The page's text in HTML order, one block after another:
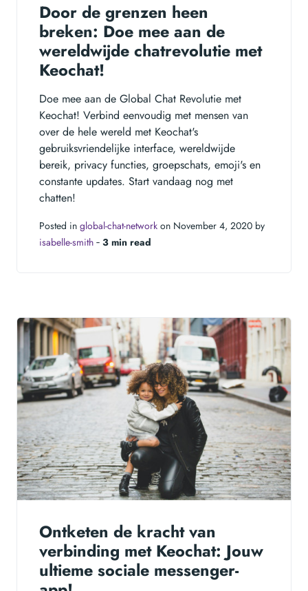
Door de grenzen heen
breken: Doe mee aan de
wereldwijde chatrevolutie met
Keochat!
Doe mee aan de Global Chat Revolutie met
Keochat! Verbind eenvoudig met mensen van
over de hele wereld met Keochat's
gebruiksvriendelijke interface, wereldwijde
bereik, privacy functies, groepschats, emoji's en
constante updates. Start vandaag nog met
chatten!
Posted in global-chat-network on November 4, 2020 by
isabelle-smith ‐ 3 min read
Ontketen de kracht van
verbinding met Keochat: Jouw
ultieme sociale messenger-